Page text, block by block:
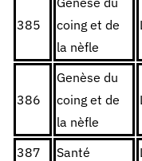
385
coing et de
la nèfle
386
Genèse du
coing et de
la nèfle
387 Santé